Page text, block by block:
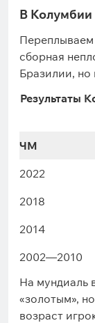
В Колумбии
сборная
Бразилии, но
Результаты
ЧМ
2022
2018
2014
2002—2010
На мундиаль
«золотым»,
возраст